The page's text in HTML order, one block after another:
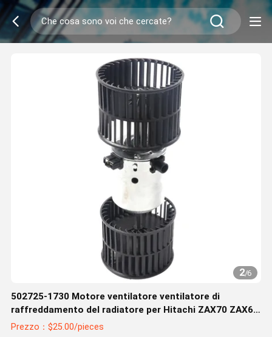
2/6
502725-1730 Motore ventilatore ventilatore di
raffreddamento del radiatore per Hitachi ZAX70 ZAX60
ZAX135US Escavatore 4475716
Prezzo：$25.00/pieces